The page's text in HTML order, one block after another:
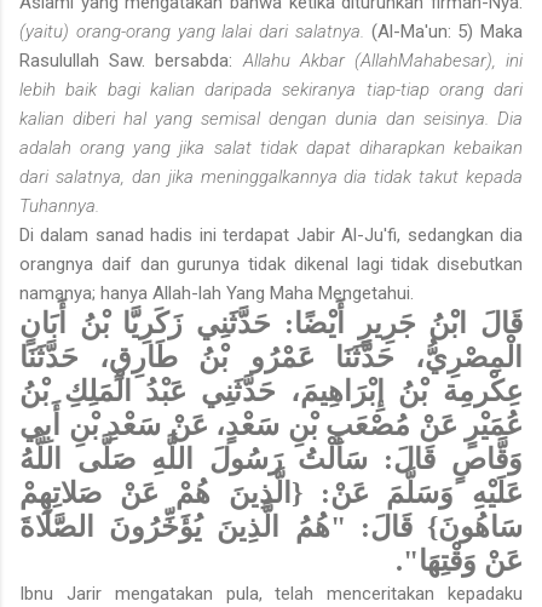
(yaitu) orang-orang yang lalai dari salatnya. (Al-Ma'un: 5) Maka
Rasulullah Saw. bersabda:Allahu Akbar (AllahMahabesar), ini
lebih baik bagi kalian daripada sekiranya tiap-tiap orang dari
kalian diberi hal yang semisal dengan dunia dan seisinya. Dia
adalah orang yang jika salat tidak dapat diharapkan kebaikan
dari salatnya, dan jika meninggalkannya dia tidak takut kepada
Tuhannya.
Di dalam sanad hadis ini terdapat Jabir Al-Ju'fi, sedangkan dia
orangnya daif dan gurunya tidak dikenal lagi tidak disebutkan
namanya; hanya Allah-lah Yang Maha Mengetahui.
قَالَ ابْنُ جَرِيرٍ أَيْضًا: حَدَّثَنِي زَكَرِيَّا بْنُ أَبَانٍ
الْمِصْرِيُّ، حَدَّثَنَا عَمْرُو بْنُ طَارِقٍ، حَدَّثَنَا
عِكْرمِة بْنُ إِبْرَاهِيمَ، حَدَّثَنِي عَبْدُ الْمَلِكِ بْنُ
عُمَيْرٍ عَنْ مُصْعَبِ بْنِ سَعْدٍ، عَنْ سَعْدِ بْنِ أَبِي
وَقَّاصٍ قَالَ: سَأَلْتُ رَسُولَ اللَّهِ صَلَّى اللَّهُ
عَلَيْهِ وَسَلَّمَ عَنْ: {الَّذِينَ هُمْ عَنْ صَلاتِهِمْ
سَاهُونَ} قَالَ: "هُمُ الَّذِينَ يُؤَخِّرُونَ الصَّلَاةَ
عَنْ وَقْتِهَا".
Ibnu Jarir mengatakan pula, telah menceritakan kepadaku